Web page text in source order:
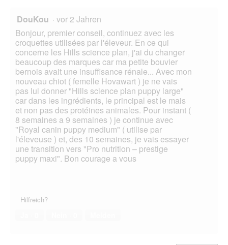
DouKou · vor 2 Jahren
Bonjour, premier conseil, continuez avec les
croquettes utilisées par l'éleveur. En ce qui
concerne les Hills science plan, j'ai du changer
beaucoup des marques car ma petite bouvier
bernois avait une insuffisance rénale... Avec mon
nouveau chiot ( femelle Hovawart ) je ne vais
pas lui donner "Hills science plan puppy large"
car dans les ingrédients, le principal est le mais
et non pas des protéines animales. Pour instant (
8 semaines a 9 semaines ) je continue avec
"Royal canin puppy medium" ( utilise par
l'éleveuse ) et, des 10 semaines, je vais essayer
une transition vers "Pro nutrition – prestige
puppy maxi". Bon courage a vous
Hilfreich?